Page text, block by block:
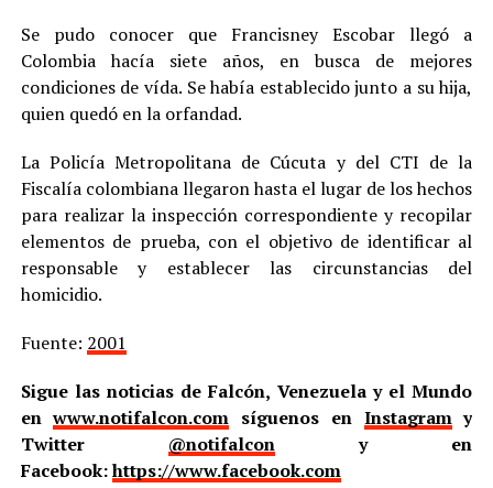
Se pudo conocer que Francisney Escobar llegó a
Colombia hacía siete años, en busca de mejores
condiciones de vída. Se había establecido junto a su hija,
quien quedó en la orfandad.
La Policía Metropolitana de Cúcuta y del CTI de la
Fiscalía colombiana llegaron hasta el lugar de los hechos
para realizar la inspección correspondiente y recopilar
elementos de prueba, con el objetivo de identificar al
responsable y establecer las circunstancias del
homicidio.
Fuente: 2001
Sigue las noticias de Falcón, Venezuela y el Mundo
enwww.notifalcon.com síguenos en Instagramy
Twitter @notifalcony en
Facebook:https://www.facebook.com